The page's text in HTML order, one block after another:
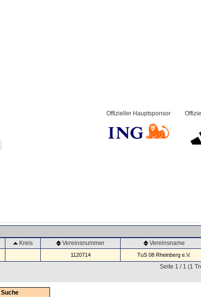
Offizieller Hauptsponsor
Kreis Vereinsnummer Vereinsname
1120714 TuS 08 Rheinberg e.V.
Seite 1 / 1 (1
Suche